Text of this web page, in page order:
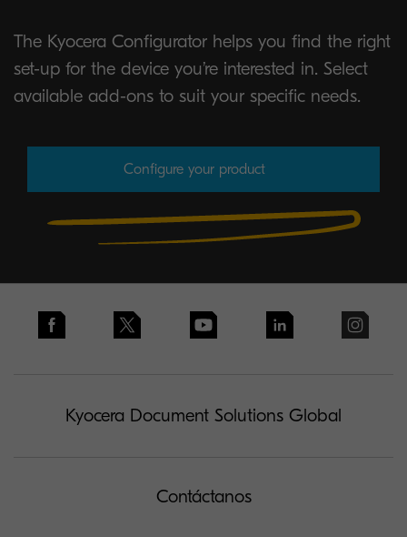
The Kyocera Configurator helps you find the right
set-up for the device you’re interested in. Select
available add-ons to suit your specific needs.
Configure your product
Kyocera Document Solutions Global
Contáctanos